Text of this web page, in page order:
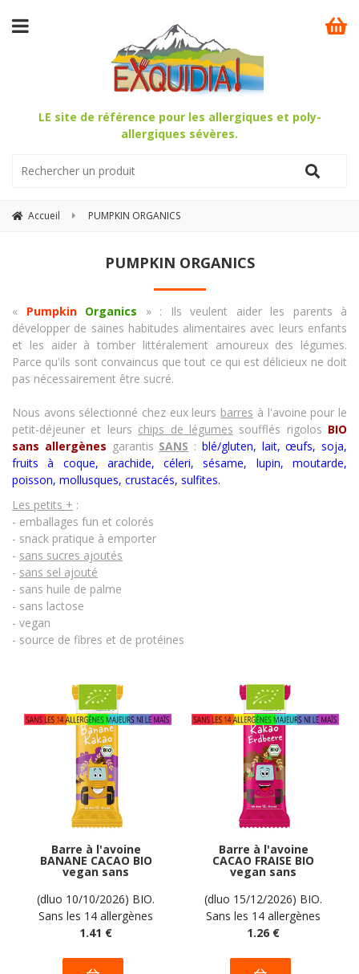
LE site de référence pour les allergiques et poly-
allergiques sévères.
Accueil PUMPKIN ORGANICS
PUMPKIN ORGANICS
« Pumpkin Organics » :
Ils veulent aider les parents à
développer de saines habitudes alimentaires avec leurs enfants
et les aider à tomber littéralement amoureux des légumes.
Parce qu'ils sont convaincus que tout ce qui est délicieux ne doit
pas nécessairement être sucré.
Nous avons sélectionné chez eux leurs barres à l'avoine pour le
petit-déjeuner et leurs chips de légumes soufflés rigolos BIO
sans allergènes garantis SANS : blé/gluten, lait, œufs, soja,
fruits à coque, arachide, céleri, sésame, lupin, moutarde,
poisson, mollusques, crustacés, sulfites.
Les petits + :
- emballages fun et colorés
- snack pratique à emporter
- sans sucres ajoutés
- sans sel ajouté
- sans huile de palme
- sans lactose
- vegan
- source de fibres et de protéines
Barre à l'avoine
BANANE CACAO BIO
vegan sans
allergènes Pumpkin
Organics : 20
grammes
(dluo 10/10/2026) BIO.
Sans les 14 allergènes
majeurs
1.41 €
Barre à l'avoine
CACAO FRAISE BIO
vegan sans
allergènes Pumpkin
Organics : 20
grammes
(dluo 15/12/2026) BIO.
Sans les 14 allergènes
majeurs
1.26 €